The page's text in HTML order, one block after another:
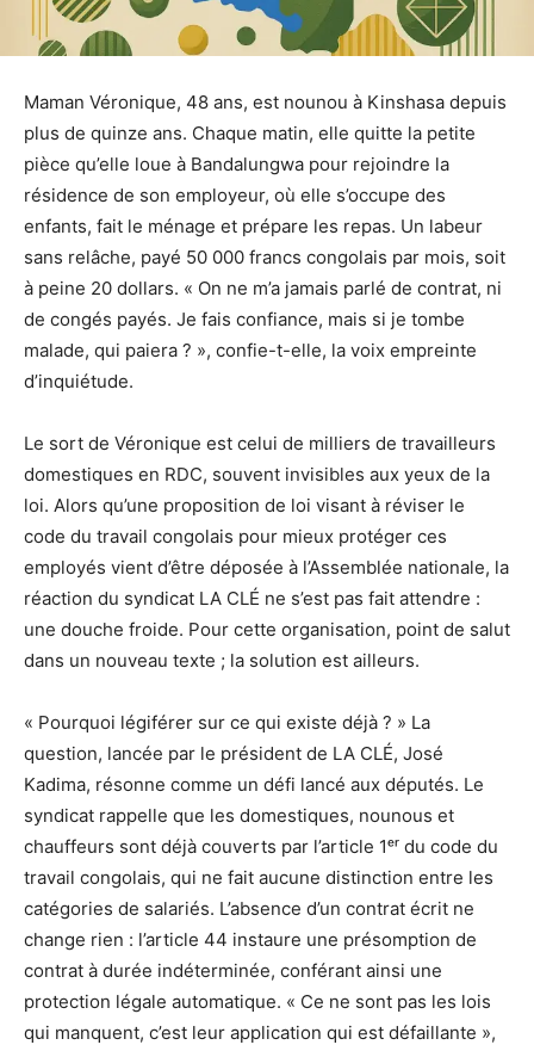
Maman Véronique, 48 ans, est nounou à Kinshasa depuis
plus de quinze ans. Chaque matin, elle quitte la petite
pièce qu’elle loue à Bandalungwa pour rejoindre la
résidence de son employeur, où elle s’occupe des
enfants, fait le ménage et prépare les repas. Un labeur
sans relâche, payé 50 000 francs congolais par mois, soit
à peine 20 dollars. « On ne m’a jamais parlé de contrat, ni
de congés payés. Je fais confiance, mais si je tombe
malade, qui paiera ? », confie-t-elle, la voix empreinte
d’inquiétude.
Le sort de Véronique est celui de milliers de travailleurs
domestiques en RDC, souvent invisibles aux yeux de la
loi. Alors qu’une proposition de loi visant à réviser le
code du travail congolais pour mieux protéger ces
employés vient d’être déposée à l’Assemblée nationale, la
réaction du syndicat LA CLÉ ne s’est pas fait attendre :
une douche froide. Pour cette organisation, point de salut
dans un nouveau texte ; la solution est ailleurs.
« Pourquoi légiférer sur ce qui existe déjà ? » La
question, lancée par le président de LA CLÉ, José
Kadima, résonne comme un défi lancé aux députés. Le
syndicat rappelle que les domestiques, nounous et
chauffeurs sont déjà couverts par l’article 1ᵉʳ du code du
travail congolais, qui ne fait aucune distinction entre les
catégories de salariés. L’absence d’un contrat écrit ne
change rien : l’article 44 instaure une présomption de
contrat à durée indéterminée, conférant ainsi une
protection légale automatique. « Ce ne sont pas les lois
qui manquent, c’est leur application qui est défaillante »,